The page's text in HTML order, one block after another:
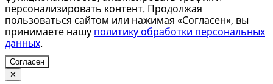
персонализировать контент. Продолжая
пользоваться сайтом или нажимая «Согласен», вы
принимаете нашу политику обработки персональных
данных.
Согласен
✕